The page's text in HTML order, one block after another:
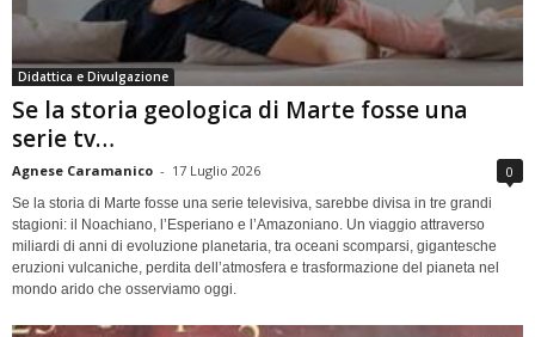
Didattica e Divulgazione
Se la storia geologica di Marte fosse una
serie tv…
Agnese Caramanico - 17 Luglio 2026 0
Se la storia di Marte fosse una serie televisiva, sarebbe divisa in tre grandi
stagioni: il Noachiano, l’Esperiano e l’Amazoniano. Un viaggio attraverso
miliardi di anni di evoluzione planetaria, tra oceani scomparsi, gigantesche
eruzioni vulcaniche, perdita dell’atmosfera e trasformazione del pianeta nel
mondo arido che osserviamo oggi.